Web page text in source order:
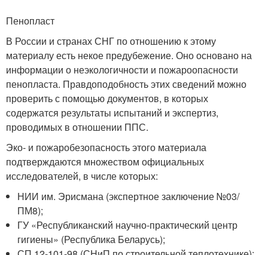
Пенопласт
В России и странах СНГ по отношению к этому
материалу есть некое предубежение. Оно основано на
информации о неэкологичности и пожароопасности
пенопласта. Правдоподобность этих сведений можно
проверить с помощью документов, в которых
содержатся результаты испытаний и экспертиз,
проводимых в отношении ППС.
Эко- и пожаробезопасность этого материала
подтверждаются множеством официальных
исследователей, в числе которых:
НИИ им. Эрисмана (экспертное заключение №03/
ПМ8);
ГУ «Республиканский научно-практический центр
гигиены» (Республика Беларусь);